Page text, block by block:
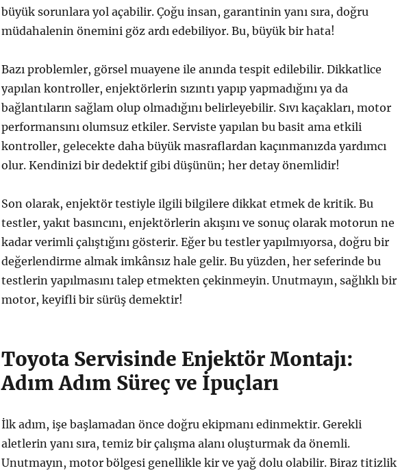
büyük sorunlara yol açabilir. Çoğu insan, garantinin yanı sıra, doğru
müdahalenin önemini göz ardı edebiliyor. Bu, büyük bir hata!
Bazı problemler, görsel muayene ile anında tespit edilebilir. Dikkatlice
yapılan kontroller, enjektörlerin sızıntı yapıp yapmadığını ya da
bağlantıların sağlam olup olmadığını belirleyebilir. Sıvı kaçakları, motor
performansını olumsuz etkiler. Serviste yapılan bu basit ama etkili
kontroller, gelecekte daha büyük masraflardan kaçınmanızda yardımcı
olur. Kendinizi bir dedektif gibi düşünün; her detay önemlidir!
Son olarak, enjektör testiyle ilgili bilgilere dikkat etmek de kritik. Bu
testler, yakıt basıncını, enjektörlerin akışını ve sonuç olarak motorun ne
kadar verimli çalıştığını gösterir. Eğer bu testler yapılmıyorsa, doğru bir
değerlendirme almak imkânsız hale gelir. Bu yüzden, her seferinde bu
testlerin yapılmasını talep etmekten çekinmeyin. Unutmayın, sağlıklı bir
motor, keyifli bir sürüş demektir!
Toyota Servisinde Enjektör Montajı:
Adım Adım Süreç ve İpuçları
İlk adım, işe başlamadan önce doğru ekipmanı edinmektir. Gerekli
aletlerin yanı sıra, temiz bir çalışma alanı oluşturmak da önemli.
Unutmayın, motor bölgesi genellikle kir ve yağ dolu olabilir. Biraz titizlik